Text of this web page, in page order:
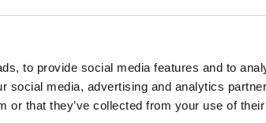
to provide social media features and to
social media, advertising and analytics
or that they’ve collected from your use of
la page d’accueil dans le menu —
vous pouvezcréer ou